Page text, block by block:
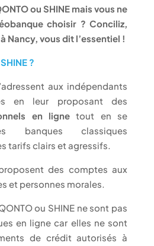
ou SHINE mais vous ne
choisir ? Conciliz,
Nancy, vous dit l’essentiel !
?
aux indépendants
en leur proposant des
en ligne tout en se
banques classiques
tarifs clairs et agressifs.
des comptes aux
et personnes morales.
ou SHINE ne sont pas
en ligne car elles ne sont
de crédit autorisés à